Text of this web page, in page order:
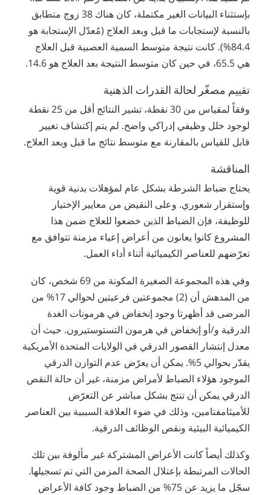
بإستثناء البيانات الغير مكتملة، كان هناك 38 زوج متطابق
بالنسبة لإستجابات ما قبل وبعد العلاج (مُعدّل الإستجابة هو
84.4%). كانت نتيجة متوسط السمية العصبية قبل العلاج
هي 65.5، في حين كان متوسط النتيجة بعد العلاج هو 14.6.
تقييم مصغّر لحالة القدرات الذهنية
وفقاً لمقياس من 30 نقطة، تشير النتائج أقل من 25 نقطة
لوجود خلل وظيفي إدراكي واضح. لم يتم إكتشاف تغيير
قابل للقياس بالمقارنة مع متوسط نتائج ما قبل وبعد العلاج.
المناقشة
يحتاج ضباط الشرطة بشكل عام لمؤهلات بدنية قوية
وإستقرار شعوري. وعلى النقيض من معايير الإختيار
للوظيفة، فإن الضباط الذين خضعوا للعلاج ضمن هذا
المشروع كانوا يعانون من أعراض إعياء مزمنة تتوافق مع
تعرّضهم للعناصر الكيميائية أثناء أداء العمل.
وفي هذه المجموعة الصغيرة المكونة من 69 شخص، كان
من المدهش أن (2) مجموعتين فرعيتين لحوالي 17% من
المرضى قد أظهرتا وجود إنخفاض في هرمونات الغدة
الدرقية و/أو إنخفاض في هرمون التستوستيرون. حيث أن
معدل إنتشار القصور الدرقي في الولايات المتحدة الأمريكية
يقدّر بحوالي 5%. يمكن أن يعرّض عدم التوازن الدرقي
الموجود هؤلاء الضباط لأمراض مزمنة، غير أن حالة النقص
الدرقي يمكن أن تنتج بشكل مباشر عن التعرّض
للأميثامفتامين، وذلك في ضوء العلاقة السببية بين العناصر
الكيميائية البيئية ونقص الوظائف الدرقية.
وكذلك أيضاً كانت الأعراض المشتركة غير مألوفة بين تلك
الحالات المرتبطة بإعتلال الصحة المزمن التي تم تسجيلها.
سجّل ما يزيد عن 75% من الضباط وجود كافة الأعراض